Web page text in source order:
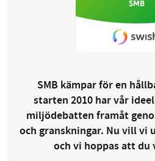
SMB kämpar för en
starten 2010 har vår
miljödebatten framåt
och granskningar. Nu vill vi
och vi hoppas att du